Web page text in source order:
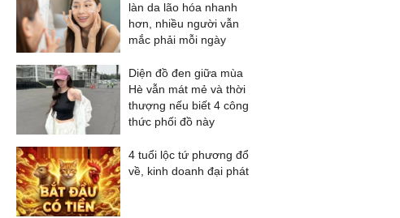
làn da lão hóa nhanh
hơn, nhiều người vẫn
mắc phải mỗi ngày
Diện đồ đen giữa mùa
Hè vẫn mát mẻ và thời
thượng nếu biết 4 công
thức phối đồ này
4 tuổi lộc tứ phương đổ
về, kinh doanh đại phát